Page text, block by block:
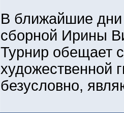
В ближайшие дни
сборной Ирины
Турнир обещает
художественной
безусловно,